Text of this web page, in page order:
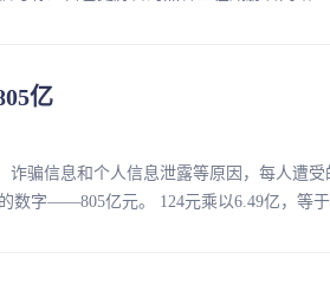
亿
骗信息和个人信息泄露等原因，每人遭受
数字——805亿元。 124元乘以6.49亿，等